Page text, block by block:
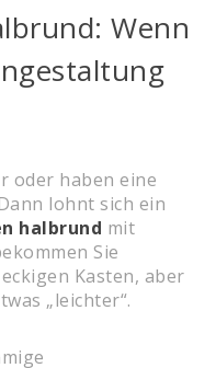
Wenn
oder haben eine
lohnt sich ein
halbrund mit
Sie
Kasten, aber
„leichter“.